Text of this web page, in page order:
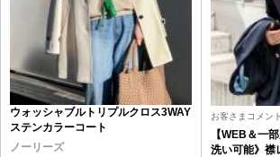
ウォッシャブルトリプルクロス3WAY
ステンカラーコート
ノーリーズ
お客さまコメント
【WEB＆一
洗い可能》襟